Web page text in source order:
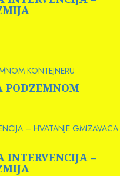
KONTEJNERU
PODZEMNOM
– HVATANJE GMIZAVACA
INTERVENCIJA –